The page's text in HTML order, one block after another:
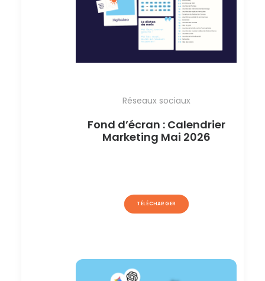
Réseaux sociaux
Fond d’écran : Calendrier
Marketing Mai 2026
TÉLÉCHARGER